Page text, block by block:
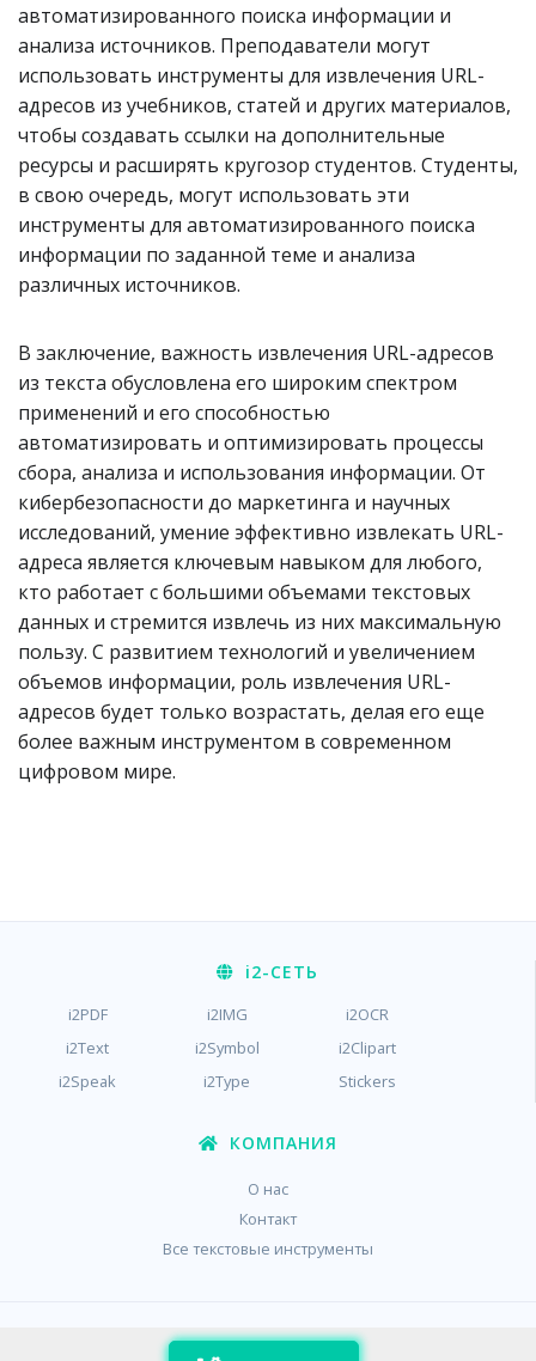
автоматизированного поиска информации и
анализа источников. Преподаватели могут
использовать инструменты для извлечения URL-
адресов из учебников, статей и других материалов,
чтобы создавать ссылки на дополнительные
ресурсы и расширять кругозор студентов. Студенты,
в свою очередь, могут использовать эти
инструменты для автоматизированного поиска
информации по заданной теме и анализа
различных источников.
В заключение, важность извлечения URL-адресов
из текста обусловлена его широким спектром
применений и его способностью
автоматизировать и оптимизировать процессы
сбора, анализа и использования информации. От
кибербезопасности до маркетинга и научных
исследований, умение эффективно извлекать URL-
адреса является ключевым навыком для любого,
кто работает с большими объемами текстовых
данных и стремится извлечь из них максимальную
пользу. С развитием технологий и увеличением
объемов информации, роль извлечения URL-
адресов будет только возрастать, делая его еще
более важным инструментом в современном
цифровом мире.
i2-СЕТЬ
i2PDF i2IMG
i2OCR
i2Text
i2Symbol
i2Clipart
i2Speak
i2Type Stickers
КОМПАНИЯ
О нас
Контакт
Все текстовые инструменты
Конфиденциальность / Условия